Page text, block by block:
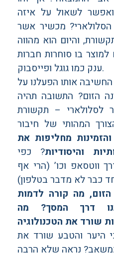
לשאול על איזה
הסלולארי? מכשיר אשר
והיום הוא מהווה
בו סוחרות חברות
ענק כמו גוגל ופייסבוק.
אותו הפעלנו על
הזום? התשובה תהיה
לסלולארי – תקשורת
המהותי של חיבור
מחליפות את
והיסודיות? כפי
ווטסאפ וכו’ (הרי אף
הזום, מה קורה לדמות
דרך המסך? מה
היער והטבע שורד את